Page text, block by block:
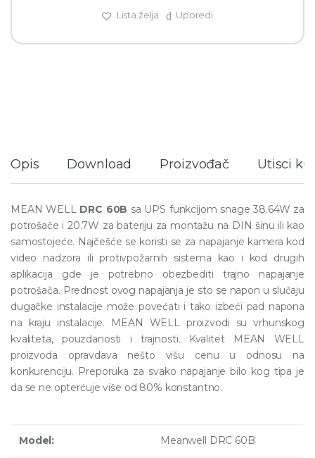
Lista želja Uporedi
Opis Download Proizvođač Utisci
MEAN WELL DRC 60B sa UPS funkcijom snage 38.64W za
potrošače i 20.7W za bateriju za montažu na DIN šinu ili kao
samostojeće. Najčešće se koristi se za napajanje kamera kod
video nadzora ili protivpožarnih sistema kao i kod drugih
aplikacija gde je potrebno obezbediti trajno napajanje
potrošača. Prednost ovog napajanja je sto se napon u slučaju
dugačke instalacije može povećati i tako izbeći pad napona
na kraju instalacije. MEAN WELL proizvodi su vrhunskog
kvaliteta, pouzdanosti i trajnosti. Kvalitet MEAN WELL
proizvoda opravdava nešto višu cenu u odnosu na
konkurenciju. Preporuka za svako napajanje bilo kog tipa je
da se ne opterćuje više od 80% konstantno.
Model: Meanwell DRC 60B